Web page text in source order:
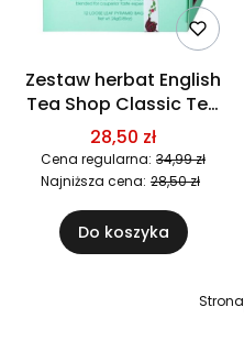
Zestaw herbat English
Tea Shop Classic Tea
Collection Mint 12
piramidek 12 smaków
28,50 zł
Cena regularna: 34,99 zł
Najniższa cena: 28,50 zł
Do koszyka
Strona